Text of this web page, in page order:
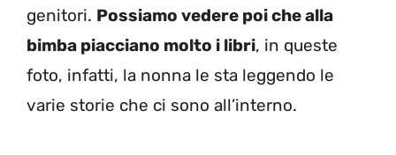
genitori. Possiamo vedere poi che alla
bimba piacciano molto i libri, in queste
foto, infatti, la nonna le sta leggendo le
varie storie che ci sono all’interno.